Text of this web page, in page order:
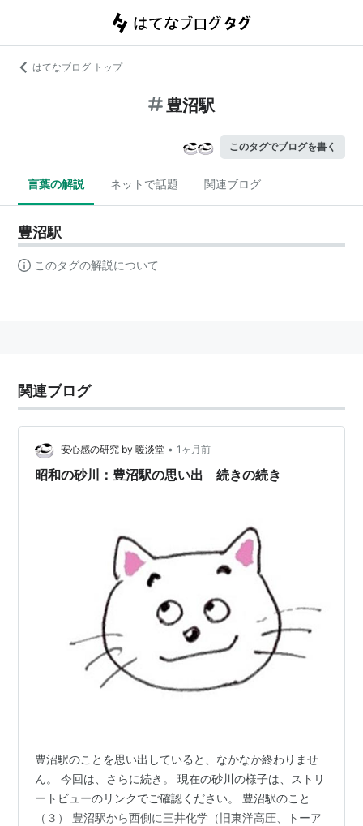
はてなブログ トップ
豊沼駅
このタグでブログを書く
言葉の解説 ネットで話題 関連ブログ
豊沼駅
このタグの解説について
関連ブログ
安心感の研究 by 暖淡堂 • 1ヶ月前
昭和の砂川：豊沼駅の思い出 続きの続き
豊沼駅のことを思い出していると、なかなか終わりませ
ん。 今回は、さらに続き。 現在の砂川の様子は、ストリ
ートビューのリンクでご確認ください。 豊沼駅のこと
（３） 豊沼駅から西側に三井化学（旧東洋高圧、トーア